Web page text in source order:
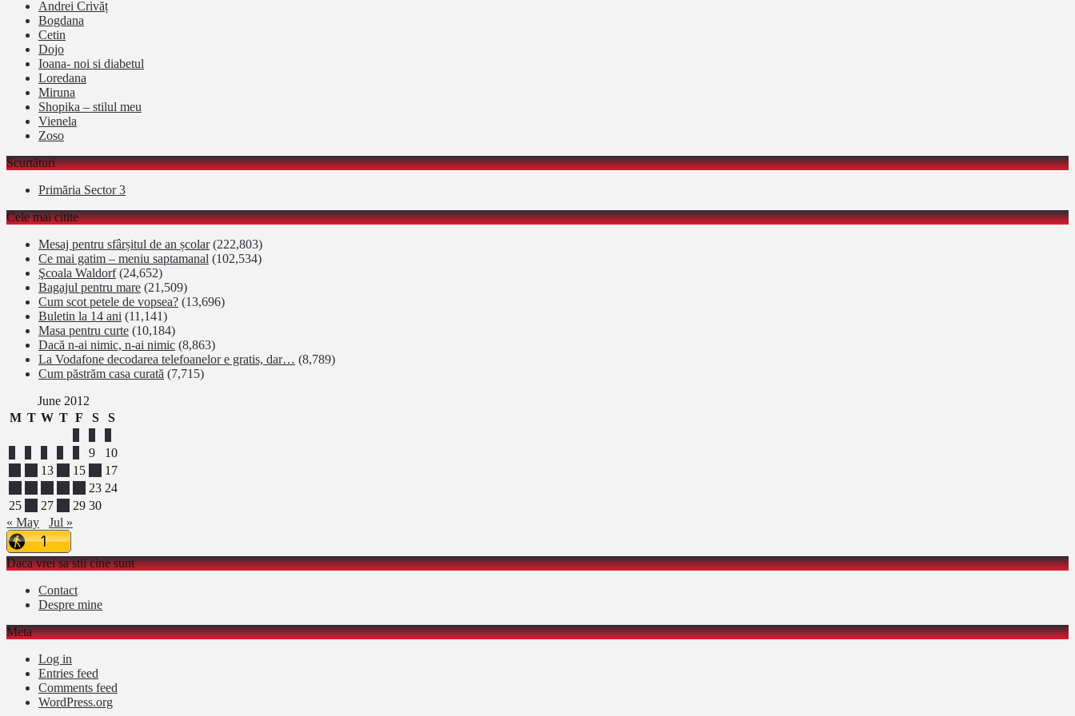
Andrei Crivăț
Bogdana
Cetin
Dojo
Ioana- noi si diabetul
Loredana
Miruna
Shopika – stilul meu
Vienela
Zoso
Scurtături
Primăria Sector 3
Cele mai citite
Mesaj pentru sfârșitul de an școlar (222,803)
Ce mai gatim – meniu saptamanal (102,534)
Şcoala Waldorf (24,652)
Bagajul pentru mare (21,509)
Cum scot petele de vopsea? (13,696)
Buletin la 14 ani (11,141)
Masa pentru curte (10,184)
Dacă n-ai nimic, n-ai nimic (8,863)
La Vodafone decodarea telefoanelor e gratis, dar… (8,789)
Cum păstrăm casa curată (7,715)
June 2012
M T W T F S
S
9
10
13 15
17
23 24
25
27 29 30
« May
Jul »
Daca vrei sa stii cine sunt
Contact
Despre mine
Meta
Log in
Entries feed
Comments feed
WordPress.org